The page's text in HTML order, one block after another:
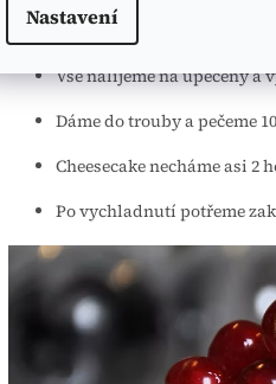
Nastavení
Poté zašleháme vejce, jedno
Vše nalijeme na upečený a
Dáme do trouby a pečeme
Cheesecake necháme asi
Po vychladnutí potřeme